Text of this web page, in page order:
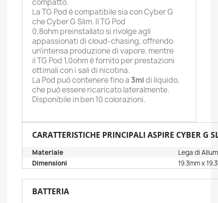
compatto.
La TG Pod è compatibile sia con Cyber G
che Cyber G Slim. IlTG Pod
0,8ohmpreinstallato si rivolge agli
appassionati di cloud-chasing, offrendo
un'intensa produzione di vapore, mentre
ilTG Pod 1,0ohmè fornito per prestazioni
ottimali con i sali di nicotina.
La Pod può contenere fino a3mldi liquido,
che può essere ricaricato lateralmente.
Disponibile in ben 10 colorazioni.
CARATTERISTICHE PRINCIPALI ASPIRE CYBER G
Materiale
Lega di
Dimensioni
19.3mm x
BATTERIA